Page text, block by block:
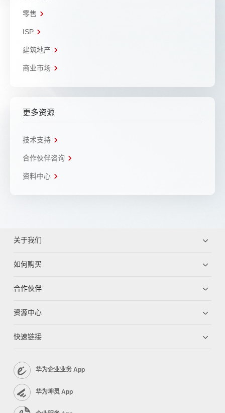
零售
ISP
建筑地产
商业市场
更多资源
技术支持
合作伙伴咨询
资料中心
关于我们
如何购买
合作伙伴
资源中心
快速链接
华为企业业务 App
华为坤灵 App